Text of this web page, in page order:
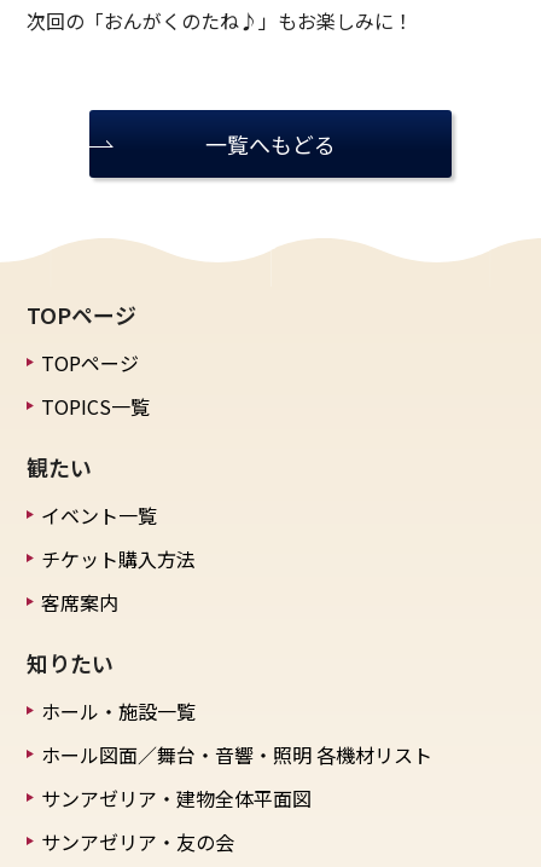
次回の「おんがくのたね♪」もお楽しみに！
一覧へもどる
TOPページ
TOPページ
TOPICS一覧
観たい
イベント一覧
チケット購入方法
客席案内
知りたい
ホール・施設一覧
ホール図面／舞台・音響・照明各機材リスト
サンアゼリア・建物全体平面図
サンアゼリア・友の会